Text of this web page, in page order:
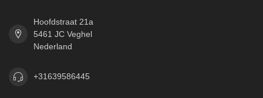
Hoofdstraat 21a
5461 JC Veghel
Nederland
+31639586445